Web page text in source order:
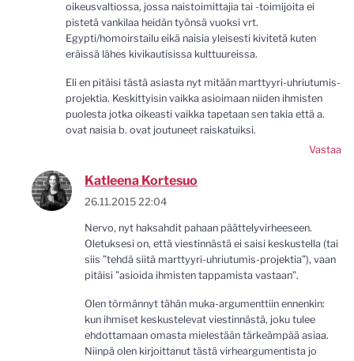
oikeusvaltiossa, jossa naistoimittajia tai -toimijoita ei
pistetä vankilaa heidän työnsä vuoksi vrt.
Egypti/homoirstailu eikä naisia yleisesti kivitetä kuten
eräissä lähes kivikautisissa kulttuureissa.
Eli en pitäisi tästä asiasta nyt mitään marttyyri-uhriutumis-
projektia. Keskittyisin vaikka asioimaan niiden ihmisten
puolesta jotka oikeasti vaikka tapetaan sen takia että a.
ovat naisia b. ovat joutuneet raiskatuiksi.
Vastaa
Katleena Kortesuo
26.11.2015 22:04
Nervo, nyt haksahdit pahaan päättelyvirheeseen.
Oletuksesi on, että viestinnästä ei saisi keskustella (tai
siis ”tehdä siitä marttyyri-uhriutumis-projektia”), vaan
pitäisi ”asioida ihmisten tappamista vastaan”.
Olen törmännyt tähän muka-argumenttiin ennenkin:
kun ihmiset keskustelevat viestinnästä, joku tulee
ehdottamaan omasta mielestään tärkeämpää asiaa.
Niinpä olen kirjoittanut tästä virheargumentista jo